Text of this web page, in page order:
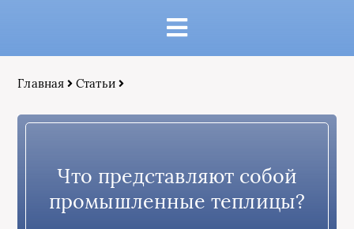
Главная Статьи
Что представляют собой
промышленные теплицы?